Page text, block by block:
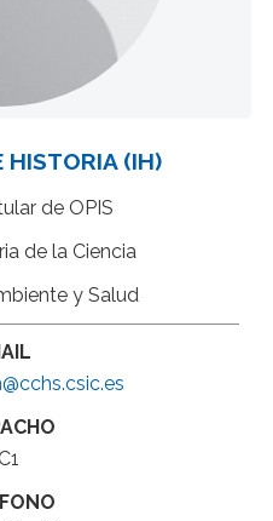
HISTORIA (IH)
de OPIS
de la Ciencia
y Salud